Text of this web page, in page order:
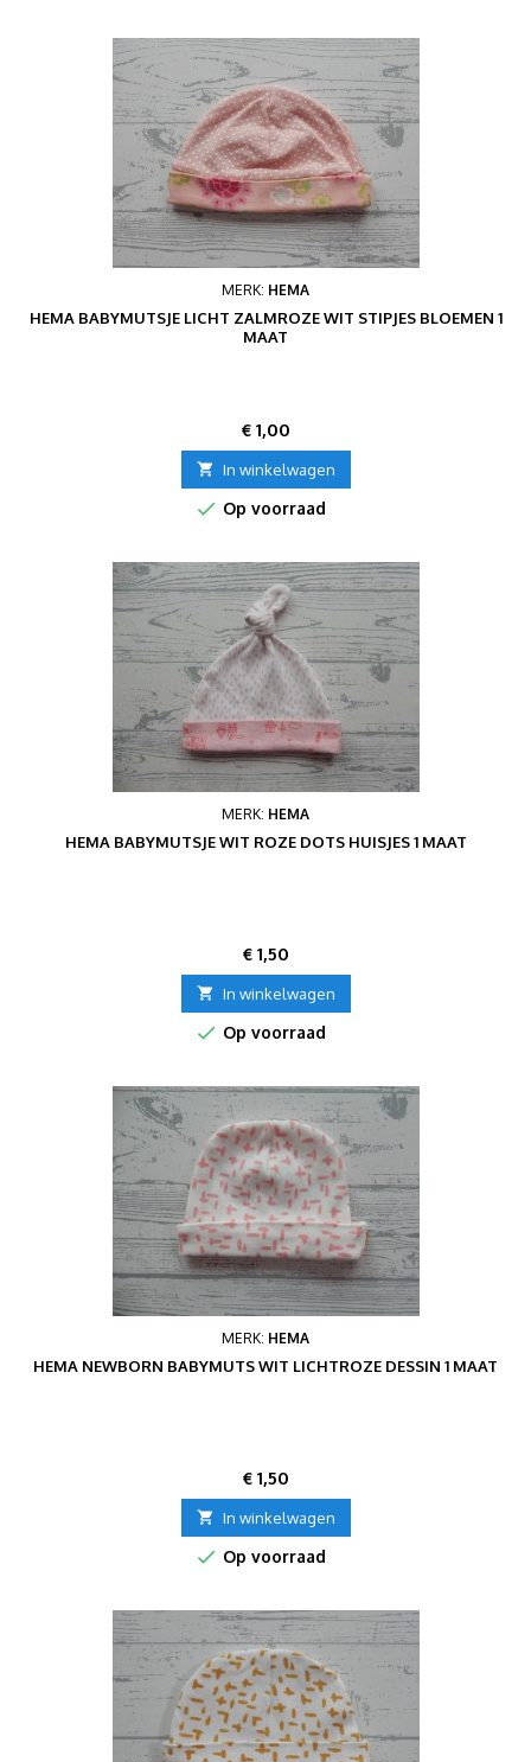
MERK: HEMA
HEMA BABYMUTSJE LICHT ZALMROZE WIT STIPJES BLOEMEN 1
MAAT
Prijs
€ 1,00
 In winkelwagen
 Op voorraad
MERK: HEMA
HEMA BABYMUTSJE WIT ROZE DOTS HUISJES 1 MAAT
Prijs
€ 1,50
 In winkelwagen
 Op voorraad
MERK: HEMA
HEMA NEWBORN BABYMUTS WIT LICHTROZE DESSIN 1 MAAT
Prijs
€ 1,50
 In winkelwagen
 Op voorraad